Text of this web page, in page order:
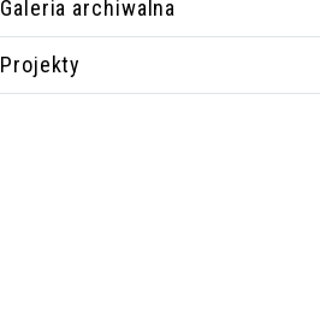
Galeria archiwalna
Projekty